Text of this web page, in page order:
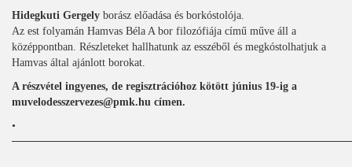
Hidegkuti Gergely borász előadása és borkóstolója.
Az est folyamán Hamvas Béla A bor filozófiája című műve áll a
középpontban. Részleteket hallhatunk az esszéből és megkóstolhatjuk a
Hamvas által ajánlott borokat.
A részvétel ingyenes, de regisztrációhoz kötött június 19-ig a
muvelodesszervezes@pmk.hu címen.
•